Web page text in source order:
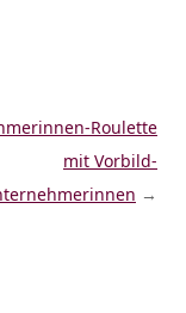
Roulette
mit Vorbild-
→